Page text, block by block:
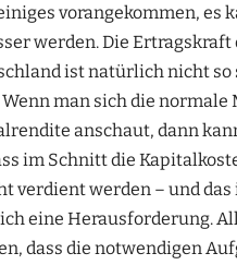
vorangekommen, es
werden. Die Ertragskraft
ist natürlich nicht so
man sich die normale
anschaut, dann
im Schnitt die
verdient werden – und das
eine Herausforderung.
dass die notwendigen